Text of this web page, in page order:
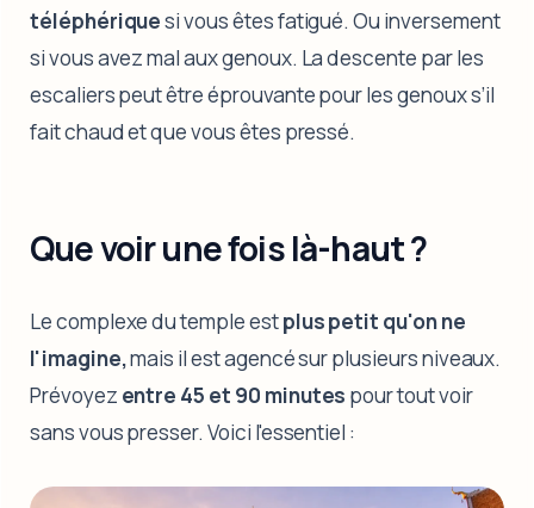
téléphériquesi vous êtes fatigué. Ou inversement
si vous avez mal aux genoux. La descente par les
escaliers peut être éprouvante pour les genoux s’il
fait chaud et que vous êtes pressé.
Que voir une fois là-haut ?
Le complexe du temple estplus petit qu'on ne
l'imagine,mais il est agencé sur plusieurs niveaux.
Prévoyez entre 45 et 90 minutes pour tout voir
sans vous presser. Voici l'essentiel :